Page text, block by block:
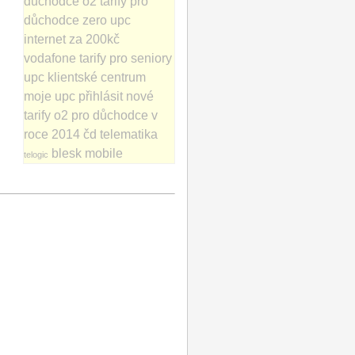
důchodce zero upc
internet za 200kč
vodafone tarify pro seniory
upc klientské centrum
moje upc přihlásit nové
tarify o2 pro důchodce v
roce 2014 čd telematika
telogic blesk mobile